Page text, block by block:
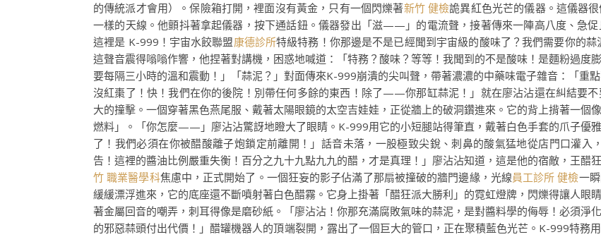
的傳統派才會用）。保險箱打開，裡面沒有黃金，只有一個閃爍著新竹 健檢詭異紅色光芒的儀器。這儀器
一樣的天線。他顫抖著拿起儀器，按下通話鈕。儀器發出「滋——」的電流聲，接著傳來一陣高八度、急促
這裡是 K-999！宇宙水餃聯盟康德診所特級特務！你那邊是不是已經聞到宇宙級的酸味了？我們需要你的蒜
這聲音震得嗡嗡作響，他捏著對講機，困惑地喊道：「特務？酸味？等等！我聞到的不是酸味！是麵粉過度
要每隔三小時的溫和震動！」「蒜泥？」對面傳來K-999崩潰的尖叫聲，帶著濃濃的中藥味電子雜音：「
沒紅棗了！快！我們在你的後院！別帶任何多餘的東西！除了——你那缸蒜泥！」就在廖沾沾還在糾結要
大的撞擊。一個穿著黑色燕尾服、戴著太陽眼鏡的太空吉娃娃，正從牆上的破洞鑽進來。它的背上揹著一個
燃料」。「你怎麼——」廖沾沾驚訝地瞪大了眼睛。K-999用它的小短腿站得筆直，戴著白色手套的爪子優
了！我們必須在你被醋酸離子炮鎖定前離開！」話音未落，一股極致尖銳、刺鼻的酸氣猛地從店門口灌入，
告！這裡的醬油比例嚴重失衡！百分之九十九點九九的醋，才是真理！」廖沾沾知道，這是他的宿敵，王醋
竹 職業醫學科焦慮中，正式開始了。一個狂妄的影子佔滿了那扇被撞破的牆門邊緣，光線員工診所 健檢一
緩緩漂浮進來，它的底座還不斷噴射著白色醋霧。它身上掛著「醋狂派大勝利」的霓虹燈牌，閃爍得讓人眼
著金屬回音的嘲弄，刺耳得像是磨砂紙。「廖沾沾！你那充滿腐敗氣味的蒜泥，是對醬料學的侮辱！必須淨
的邪惡蒜頭付出代價！」醋罐機器人的頂端裂開，露出了一個巨大的管口，正在聚積藍色光芒。K-999特務